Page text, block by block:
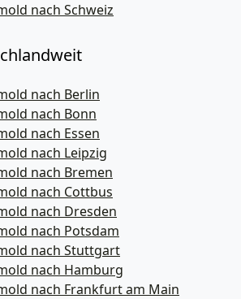
nach Schweiz
nach Berlin
nach Bonn
nach Essen
nach Leipzig
nach Bremen
nach Cottbus
nach Dresden
nach Potsdam
nach Stuttgart
nach Hamburg
nach Frankfurt am Main